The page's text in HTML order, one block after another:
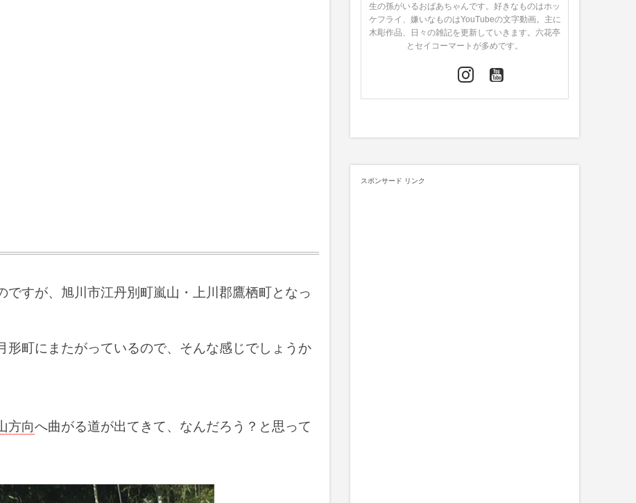
ですが、旭川市江丹別町嵐山・上川郡鷹栖町となっ
形町にまたがっているので、そんな感じでしょうか
方向へ曲がる道が出てきて、なんだろう？と思って
生の孫がいるおばあちゃんです。好きなものはホッ
ケフライ、嫌いなものはYouTubeの文字動画。主に
木彫作品、日々の雑記を更新していきます。六花亭
とセイコーマートが多めです。
スポンサード リンク